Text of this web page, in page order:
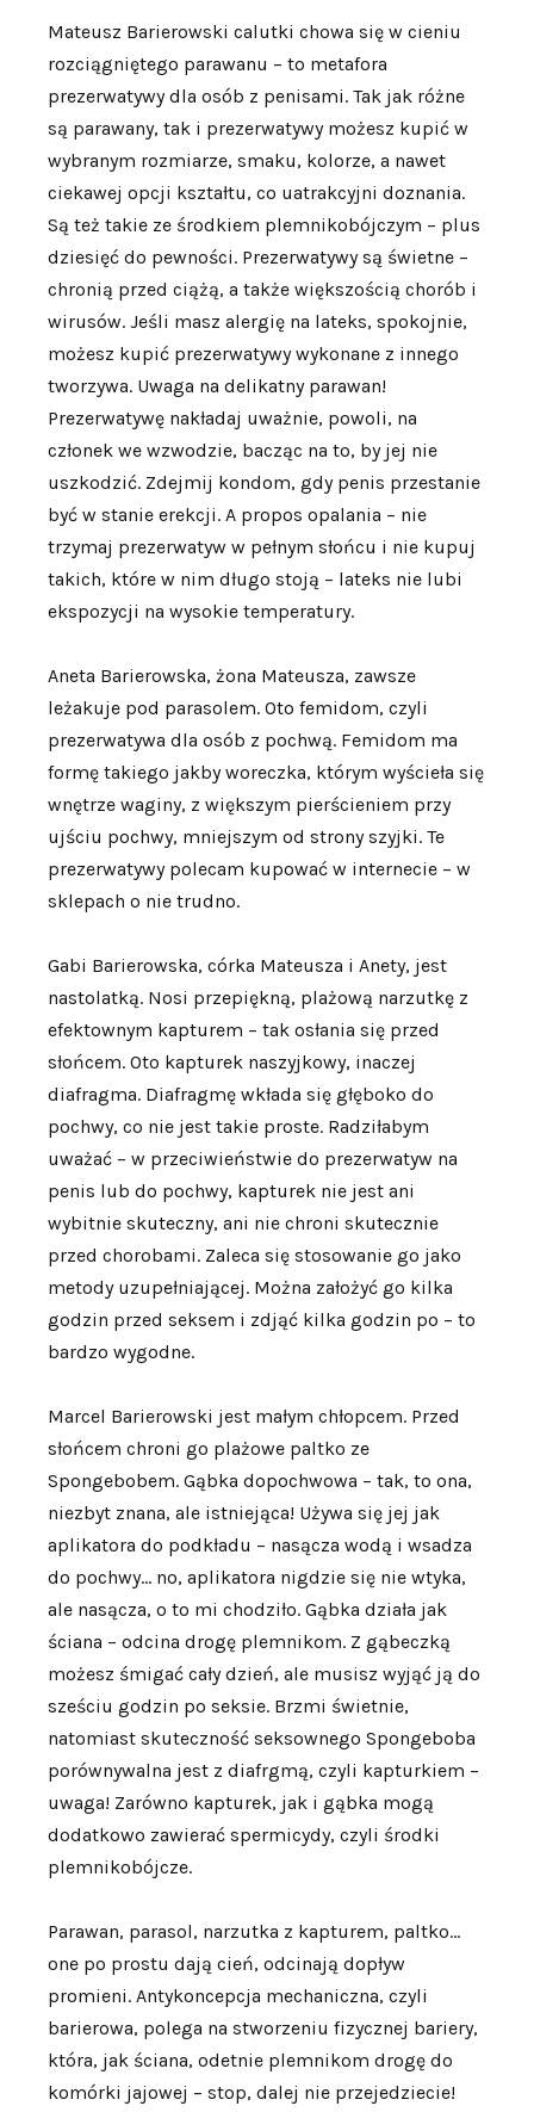
Mateusz Barierowski calutki chowa się w cieniu
rozciągniętego parawanu – to metafora
prezerwatywy dla osób z penisami. Tak jak różne
są parawany, tak i prezerwatywy możesz kupić w
wybranym rozmiarze, smaku, kolorze, a nawet
ciekawej opcji kształtu, co uatrakcyjni doznania.
Są też takie ze środkiem plemnikobójczym – plus
dziesięć do pewności. Prezerwatywy są świetne –
chronią przed ciążą, a także większością chorób i
wirusów. Jeśli masz alergię na lateks, spokojnie,
możesz kupić prezerwatywy wykonane z innego
tworzywa. Uwaga na delikatny parawan!
Prezerwatywę nakładaj uważnie, powoli, na
członek we wzwodzie, bacząc na to, by jej nie
uszkodzić. Zdejmij kondom, gdy penis przestanie
być w stanie erekcji. A propos opalania – nie
trzymaj prezerwatyw w pełnym słońcu i nie kupuj
takich, które w nim długo stoją – lateks nie lubi
ekspozycji na wysokie temperatury.
Aneta Barierowska, żona Mateusza, zawsze
leżakuje pod parasolem. Oto femidom, czyli
prezerwatywa dla osób z pochwą. Femidom ma
formę takiego jakby woreczka, którym wyścieła się
wnętrze waginy, z większym pierścieniem przy
ujściu pochwy, mniejszym od strony szyjki. Te
prezerwatywy polecam kupować w internecie – w
sklepach o nie trudno.
Gabi Barierowska, córka Mateusza i Anety, jest
nastolatką. Nosi przepiękną, plażową narzutkę z
efektownym kapturem – tak osłania się przed
słońcem. Oto kapturek naszyjkowy, inaczej
diafragma. Diafragmę wkłada się głęboko do
pochwy, co nie jest takie proste. Radziłabym
uważać – w przeciwieństwie do prezerwatyw na
penis lub do pochwy, kapturek nie jest ani
wybitnie skuteczny, ani nie chroni skutecznie
przed chorobami. Zaleca się stosowanie go jako
metody uzupełniającej. Można założyć go kilka
godzin przed seksem i zdjąć kilka godzin po – to
bardzo wygodne.
Marcel Barierowski jest małym chłopcem. Przed
słońcem chroni go plażowe paltko ze
Spongebobem. Gąbka dopochwowa – tak, to ona,
niezbyt znana, ale istniejąca! Używa się jej jak
aplikatora do podkładu – nasącza wodą i wsadza
do pochwy… no, aplikatora nigdzie się nie wtyka,
ale nasącza, o to mi chodziło. Gąbka działa jak
ściana – odcina drogę plemnikom. Z gąbeczką
możesz śmigać cały dzień, ale musisz wyjąć ją do
sześciu godzin po seksie. Brzmi świetnie,
natomiast skuteczność seksownego Spongeboba
porównywalna jest z diafrgmą, czyli kapturkiem –
uwaga! Zarówno kapturek, jak i gąbka mogą
dodatkowo zawierać spermicydy, czyli środki
plemnikobójcze.
Parawan, parasol, narzutka z kapturem, paltko…
one po prostu dają cień, odcinają dopływ
promieni. Antykoncepcja mechaniczna, czyli
barierowa, polega na stworzeniu fizycznej bariery,
która, jak ściana, odetnie plemnikom drogę do
komórki jajowej – stop, dalej nie przejedziecie!